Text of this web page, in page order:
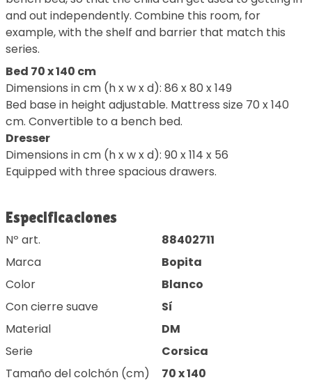
and out independently. Combine this room, for
example, with the shelf and barrier that match this
series.
Bed 70 x 140 cm
Dimensions in cm (h x w x d): 86 x 80 x 149
Bed base in height adjustable. Mattress size 70 x 140
cm. Convertible to a bench bed.
Dresser
Dimensions in cm (h x w x d): 90 x 114 x 56
Equipped with three spacious drawers.
Especificaciones
Nº art.
88402711
Marca
Bopita
Color
Blanco
Con cierre suave
Sí
Material
DM
Serie
Corsica
Tamaño del colchón (cm)
70 x 140